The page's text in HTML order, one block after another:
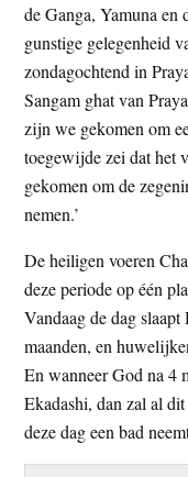
de Ganga, Yamuna en
gunstige gelegenheid
zondagochtend in
Sangam ghat van
zijn we gekomen om
toegewijde zei dat het
gekomen om de
nemen.’
De heiligen voeren
deze periode op één
Vandaag de dag
maanden, en
En wanneer God na 4
Ekadashi, dan zal al
deze dag een bad